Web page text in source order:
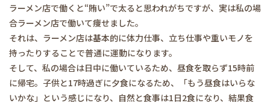
ラーメン店で働くと“賄い”で太ると思われがちですが、実は私の場
合ラーメン店で働いて痩せました。
それは、ラーメン店は基本的に体力仕事、立ち仕事や重いモノを
持ったりすることで普通に運動になります。
そして、私の場合は日中に働いているため、昼食を取らず15時前
に帰宅。子供と17時過ぎに夕食になるため、「もう昼食はいらな
いかな」という感じになり、自然と食事は1日2食になり、結果食